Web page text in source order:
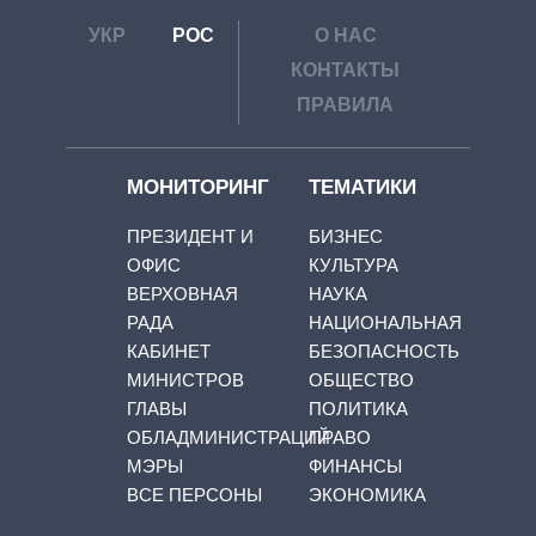
УКР РОС
О НАС
КОНТАКТЫ
ПРАВИЛА
МОНИТОРИНГ
ПРЕЗИДЕНТ И
ОФИС
ВЕРХОВНАЯ
РАДА
КАБИНЕТ
МИНИСТРОВ
ГЛАВЫ
ОБЛАДМИНИСТРАЦИЙ
МЭРЫ
ВСЕ ПЕРСОНЫ
ТЕМАТИКИ
БИЗНЕС
КУЛЬТУРА
НАУКА
НАЦИОНАЛЬНАЯ
БЕЗОПАСНОСТЬ
ОБЩЕСТВО
ПОЛИТИКА
ПРАВО
ФИНАНСЫ
ЭКОНОМИКА